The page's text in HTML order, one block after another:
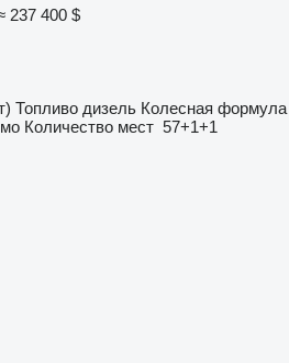
237 400 $
Топливо дизель Колесная формула
Количество мест 57+1+1